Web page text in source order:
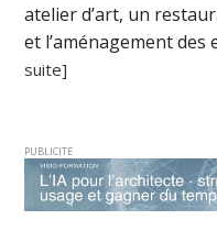
atelier d’art, un
et l’aménagement des
suite]
PUBLICITE